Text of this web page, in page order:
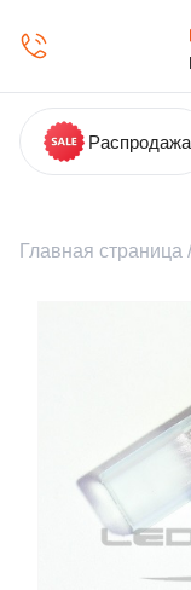
Распродажа
Главная страница /